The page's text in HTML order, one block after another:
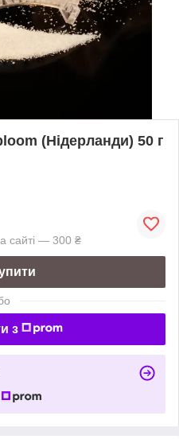
(Нідерланди) 50 г
сайті — 300 ₴
з